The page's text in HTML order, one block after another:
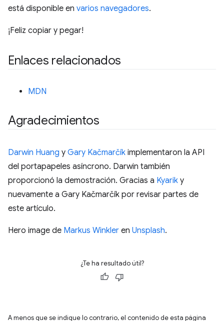
está disponible en varios navegadores.
¡Feliz copiar y pegar!
Enlaces relacionados
MDN
Agradecimientos
Darwin Huang y Gary Kačmarčík implementaron la API
del portapapeles asíncrono. Darwin también
proporcionó la demostración. Gracias a Kyarik y
nuevamente a Gary Kačmarčík por revisar partes de
este artículo.
Hero image de Markus Winkler en Unsplash.
¿Te ha resultado útil?
A menos que se indique lo contrario, el contenido de esta página